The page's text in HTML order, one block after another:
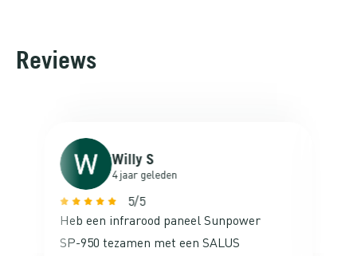
Reviews
Willy S
4 jaar geleden
5/5
Heb een infrarood paneel Sunpower
SP-950 tezamen met een SALUS